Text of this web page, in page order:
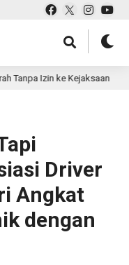
Izin ke Kejaksaan
Driver
Angkat
dengan